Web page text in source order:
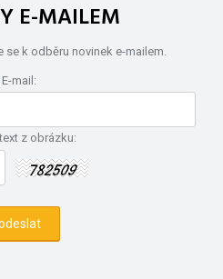
E-MAILEM
se k odběru novinek e-mailem.
E-mail:
z obrázku: